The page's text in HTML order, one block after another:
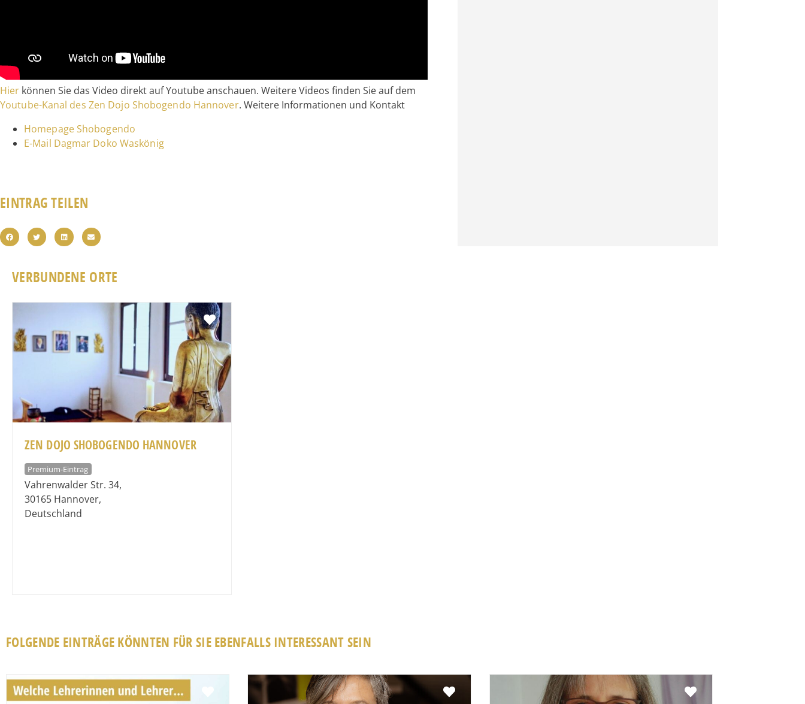
Hier können Sie das Video direkt auf Youtube anschauen. Weitere Videos finden Sie auf dem
Youtube-Kanal des Zen Dojo Shobogendo Hannover. Weitere Informationen und Kontakt
Homepage Shobogendo
E-Mail Dagmar Doko Waskönig
EINTRAG TEILEN
VERBUNDENE ORTE
Favorit
ZEN DOJO SHOBOGENDO HANNOVER
Premium-Eintrag
Vahrenwalder Str. 34,
30165 Hannover,
Deutschland
FOLGENDE EINTRÄGE KÖNNTEN FÜR SIE EBENFALLS INTERESSANT SEIN